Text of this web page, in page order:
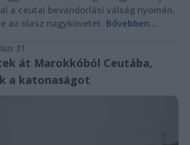
a ceutai bevándorlási válság nyomán,
az olasz nagykövetet. Bővebben...
31.
át Marokkóból Ceutába,
a katonaságot